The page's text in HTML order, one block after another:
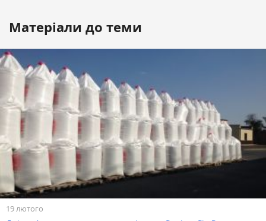
Матеріали до теми
19 лютого